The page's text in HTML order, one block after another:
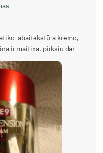
labaitekstūra kremo,
ir maitina. pirksiu dar